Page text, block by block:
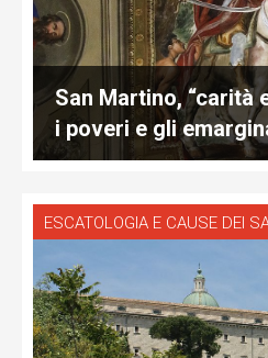
San Martino, “carità
i poveri e gli
ESCATOLOGIA E CAUSE DEI